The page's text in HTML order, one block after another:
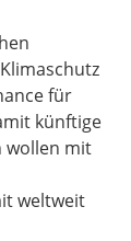
für
künftige
wollen mit
weltweit